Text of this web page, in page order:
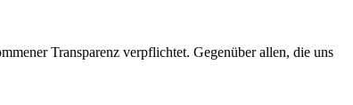
Transparenz verpflichtet. Gegenüber allen, die uns